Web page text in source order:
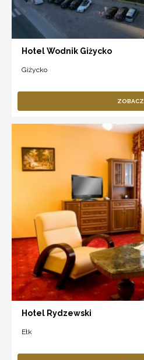
Hotel Wodnik Giżycko
Giżycko
ZOBACZ
Hotel Rydzewski
Ełk